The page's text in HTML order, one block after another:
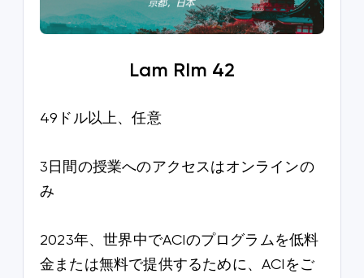
Lam RIm 42
49ドル以上、任意
3日間の授業へのアクセスはオンラインの
み
2023年、世界中でACIのプログラムを低料
金または無料で提供するために、ACIをご